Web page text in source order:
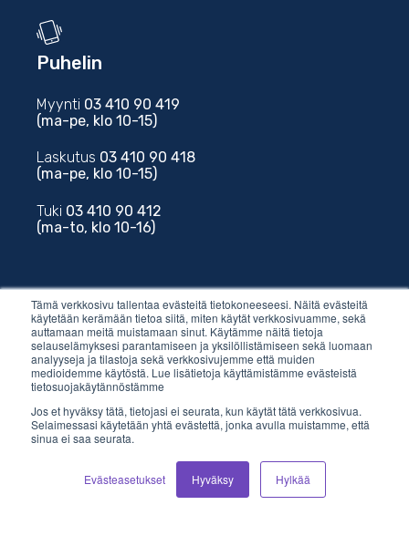
Tämä verkkosivu tallentaa evästeitä tietokoneeseesi. Näitä evästeitä
käytetään kerämään tietoa siitä, miten käytät verkkosivuamme, sekä
auttamaan meitä muistamaan sinut. Käytämme näitä tietoja
selauselämyksesi parantamiseen ja yksilöllistämiseen sekä luomaan
analyyseja ja tilastoja sekä verkkosivujemme että muiden
medioidemme käytöstä. Lue lisätietoja käyttämistämme evästeistä
tietosuojakäytännöstämme
Jos et hyväksy tätä, tietojasi ei seurata, kun käytät tätä verkkosivua.
Selaimessasi käytetään yhtä evästettä, jonka avulla muistamme, että
sinua ei saa seurata.
Evästeasetukset Hyväksy Hylkää
Puhelin
Myynti 03 410 90 419
(ma-pe, klo 10-15)
Laskutus 03 410 90 418
(ma-pe, klo 10-15)
Tuki 03 410 90 412
(ma-to, klo 10-16)
Sähköposti
myynti@vilkas.fi
laskutus@vilkas.fi